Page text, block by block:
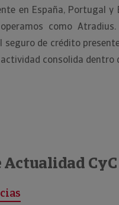
en España, Portugal y
como
seguro de crédito
consolida dentro
CyC